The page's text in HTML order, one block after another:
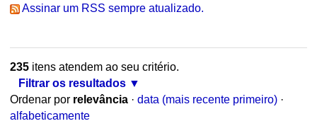
Assinar um RSS sempre atualizado.
235itens atendem ao seu critério.
Filtrar os resultados
Ordenar por relevância · data (mais recente primeiro) ·
alfabeticamente